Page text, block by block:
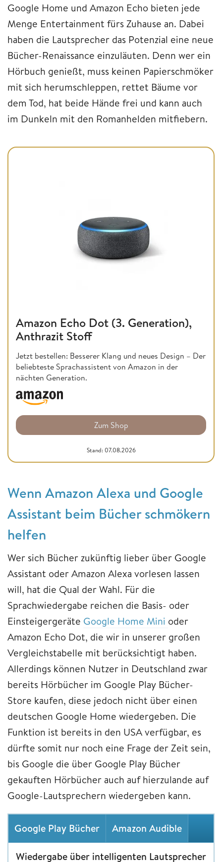
Google Home und Amazon Echo bieten jede
Menge Entertainment fürs Zuhause an. Dabei
haben die Lautsprecher das Potenzial eine neue
Bücher-Renaissance einzuläuten. Denn wer ein
Hörbuch genießt, muss keinen Papierschmöker
mit sich herumschleppen, rettet Bäume vor
dem Tod, hat beide Hände frei und kann auch
im Dunkeln mit den Romanhelden mitfiebern.
Amazon Echo Dot (3. Generation),
Anthrazit Stoff
Jetzt bestellen: Besserer Klang und neues Design – Der
beliebteste Sprachassistent von Amazon in der
nächten Generation.
Zum Shop
Stand: 07.08.2026
Wenn Amazon Alexa und Google
Assistant beim Bücher schmökern
helfen
Wer sich Bücher zukünftig lieber über Google
Assistant oder Amazon Alexa vorlesen lassen
will, hat die Qual der Wahl. Für die
Sprachwiedergabe reichen die Basis- oder
Einsteigergeräte Google Home Mini oder
Amazon Echo Dot, die wir in unserer großen
Vergleichstabelle mit berücksichtigt haben.
Allerdings können Nutzer in Deutschland zwar
bereits Hörbücher im Google Play Bücher-
Store kaufen, diese jedoch nicht über einen
deutschen Google Home wiedergeben. Die
Funktion ist bereits in den USA verfügbar, es
dürfte somit nur noch eine Frage der Zeit sein,
bis Google die über Google Play Bücher
gekauften Hörbücher auch auf hierzulande auf
Google-Lautsprechern wiedergeben kann.
Google Play Bücher Amazon Audible
Wiedergabe über intelligenten Lautsprecher